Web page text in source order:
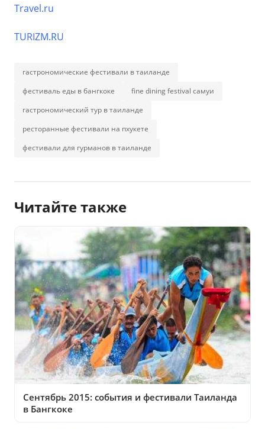
Travel.ru
TURIZM.RU
гастрономические фестивали в таиланде
фестиваль еды в бангкоке
fine dining festival самуи
гастрономический тур в таиланде
ресторанные фестивали на пхукете
фестивали для гурманов в таиланде
Читайте также
Сентябрь 2015: события и фестивали Таиланда
в Бангкоке